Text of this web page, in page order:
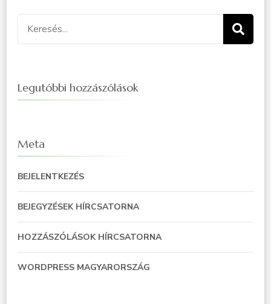
Legutóbbi hozzászólások
Meta
BEJELENTKEZÉS
BEJEGYZÉSEK HÍRCSATORNA
HOZZÁSZÓLÁSOK HÍRCSATORNA
WORDPRESS MAGYARORSZÁG